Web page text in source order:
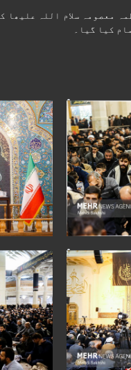
معصومہ سلام اللہ
کیا گیا۔